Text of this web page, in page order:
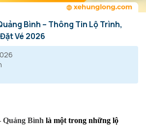
Bình – Thông Tin Lộ Trình,
Vé 2026
Quảng Bình là một trong những lộ